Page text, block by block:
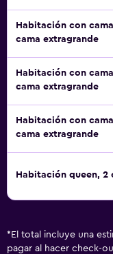
Habitación con
cama extragrande
Habitación con
cama extragrande
Habitación con
cama extragrande
Habitación queen, 2
* El total incluye una
pagar al hacer check-